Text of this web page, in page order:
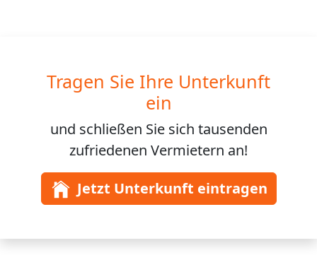
Tragen Sie Ihre Unterkunft
ein
und schließen Sie sich tausenden
zufriedenen Vermietern an!
Jetzt Unterkunft eintragen